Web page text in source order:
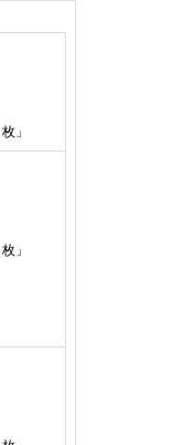
枚 」
枚 」